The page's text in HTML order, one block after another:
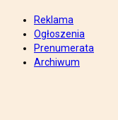
Reklama
Ogłoszenia
Prenumerata
Archiwum